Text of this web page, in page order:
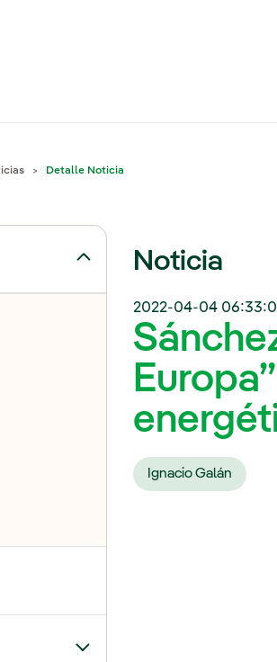
Detalle Noticia
Noticias
Alternar el submenú para
Noticia
2022-04-04
Ignacio Galán